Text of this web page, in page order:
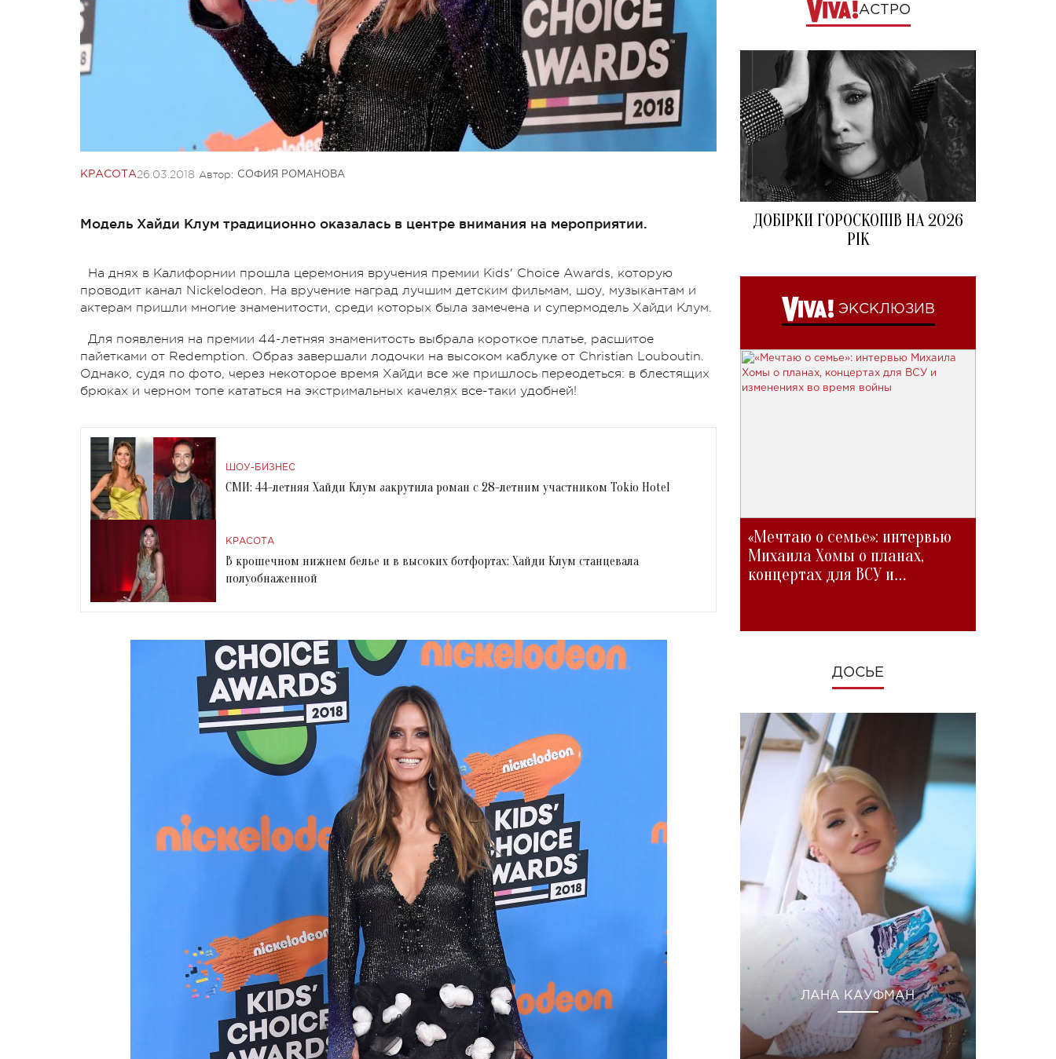
КРАСОТА26.03.2018 Автор: СОФИЯ РОМАНОВА
Модель Хайди Клум традиционно оказалась в центре внимания на мероприятии.
На днях в Калифорнии прошла церемония вручения премии Kids' Choice Awards, которую
проводит канал Nickelodeon. На вручение наград лучшим детским фильмам, шоу, музыкантам и
актерам пришли многие знаменитости, среди которых была замечена и супермодель Хайди Клум.
Для появления на премии 44-летняя знаменитость выбрала короткое платье, расшитое
пайетками от Redemption. Образ завершали лодочки на высоком каблуке от Christian Louboutin.
Однако, судя по фото, через некоторое время Хайди все же пришлось переодеться: в блестящих
брюках и черном топе кататься на экстримальных качелях все-таки удобней!
ШОУ-БИЗНЕС
СМИ: 44-летняя Хайди Клум закрутила роман с 28-летним участником Tokio Hotel
КРАСОТА
В крошечном нижнем белье и в высоких ботфортах: Хайди Клум станцевала
полуобнаженной
АСТРО
ДОБІРКИ ГОРОСКОПІВ НА 2026
РІК
ЭКСКЛЮЗИВ
«Мечтаю о семье»: интервью
Михаила Хомы о планах,
концертах для ВСУ и
ДОСЬЕ
ЛАНА КАУФМАН